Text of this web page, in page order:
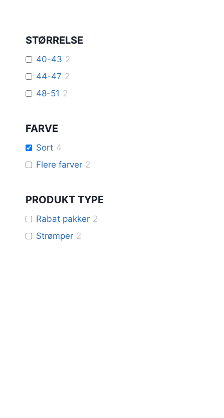
STØRRELSE
40-43 2
44-47 2
48-51 2
FARVE
Sort 4
Flere farver 2
PRODUKT TYPE
Rabat pakker 2
Strømper 2